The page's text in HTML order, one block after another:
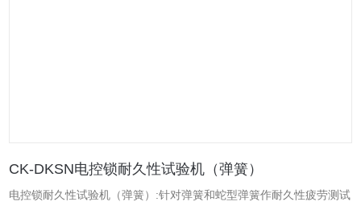
CK-DKSN电控锁耐久性试验机（弹簧）
电控锁耐久性试验机（弹簧）:针对弹簧和蛇型弹簧作耐久性疲劳测试